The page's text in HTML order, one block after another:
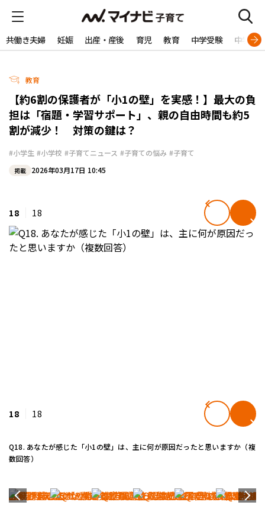
共働き夫婦 妊娠 出産・産後 育児 教育 中学受験 中学生
教育
【約6割の保護者が「小1の壁」を実感！】最大の負
担は「宿題・学習サポート」、親の自由時間も約5
割が減少！ 対策の鍵は？
#小学生 #小学校 #子育てニュース #子育ての悩み #子育て
掲載 2026年03月17日 10:45
18 18
18 18
Q18. あなたが感じた「小1の壁」は、主に何が原因だったと思いますか（複
数回答）